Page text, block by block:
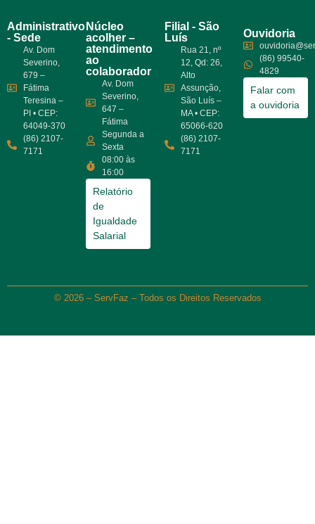
Administrativo
- Sede
Av. Dom
Severino,
679 –
Fátima
Teresina –
PI • CEP:
64049-370
(86) 2107-
7171
Núcleo
acolher –
atendimento
ao
colaborador
Av. Dom
Severino,
647 –
Fátima
Segunda a
Sexta
08:00 às
16:00
Relatório
de
Igualdade
Salarial
Filial - São
Luís
Rua 21, nº
12, Qd: 26,
Alto
Assunção,
São Luís –
MA • CEP:
65066-620
(86) 2107-
7171
Ouvidoria
(86) 99540-
4829
Falar com
a ouvidoria
© 2026 – ServFaz – Todos os Direitos Reservados